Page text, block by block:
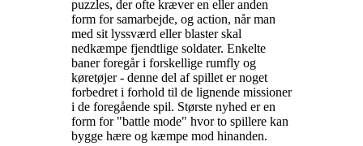
puzzles, der ofte kræver en eller anden
form for samarbejde, og action, når man
med sit lyssværd eller blaster skal
nedkæmpe fjendtlige soldater. Enkelte
baner foregår i forskellige rumfly og
køretøjer - denne del af spillet er noget
forbedret i forhold til de lignende missioner
i de foregående spil. Største nyhed er en
form for "battle mode" hvor to spillere kan
bygge hære og kæmpe mod hinanden.